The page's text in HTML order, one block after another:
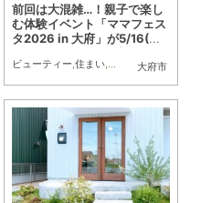
おひとりさま,個室 大府市
前回は大混雑…！親子で楽し
む体験イベント「ママフェス
タ2026 in 大府」が5/16(土)
ビューティー,住まい,雑貨 イベント